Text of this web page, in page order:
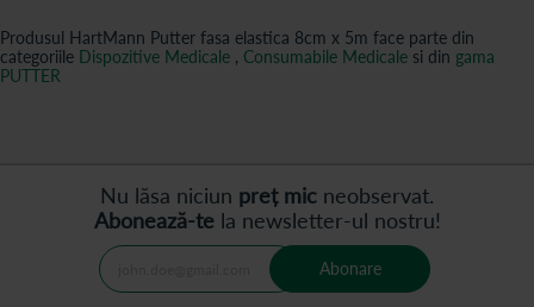
Produsul HartMann Putter fasa elastica 8cm x 5m face parte din
categoriile Dispozitive Medicale , Consumabile Medicale si din gama
PUTTER
Nu lăsa niciun preț mic neobservat.
Abonează-tela newsletter-ul nostru!
Abonare